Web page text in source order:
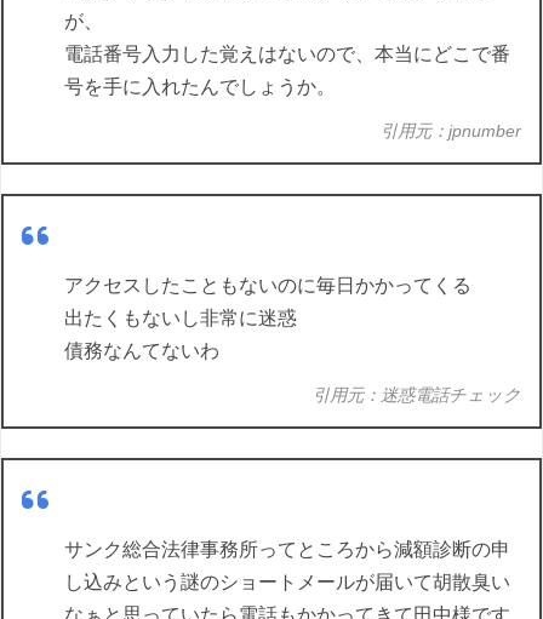
が、
電話番号入力した覚えはないので、本当にどこで番
号を手に入れたんでしょうか。
引用元：jpnumber
アクセスしたこともないのに毎日かかってくる
出たくもないし非常に迷惑
債務なんてないわ
引用元：迷惑電話チェック
サンク総合法律事務所ってところから減額診断の申
し込みという謎のショートメールが届いて胡散臭い
なぁと思っていたら電話もかかってきて田中様です